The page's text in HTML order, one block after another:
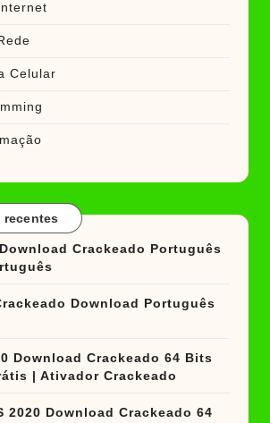
Celular
recentes
Crackeado Português
Download Português
Download Crackeado 64 Bits
| Ativador Crackeado
2020 Download Crackeado 64